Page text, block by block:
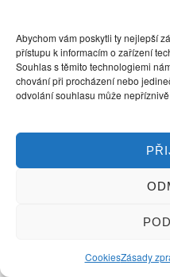
Abychom vám poskytli ty nejlepší
přístupu k informacím o zařízení
Souhlas s těmito technologiemi
chování při procházení nebo
odvolání souhlasu může
CookiesZásady
Vám
otravuju
už
do